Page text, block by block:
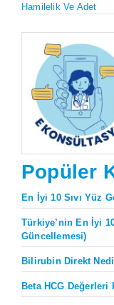
Hamilelik Ve Adet
Popüler
En İyi 10 Sıvı Yüz
Türkiye’nin En İyi
Güncellemesi)
Bilirubin Direkt
Beta HCG Değerleri